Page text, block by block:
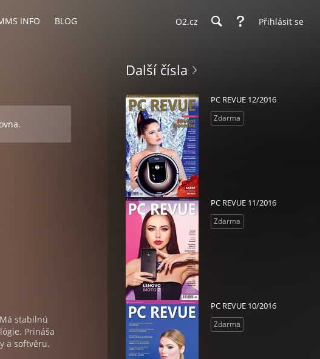
INFO BLOG O2.cz Přihlásit se
stabilnú
Prináša
a softvéru.
Další čísla
PC REVUE 12/2016
Zdarma
PC REVUE 11/2016
Zdarma
PC REVUE 10/2016
Zdarma